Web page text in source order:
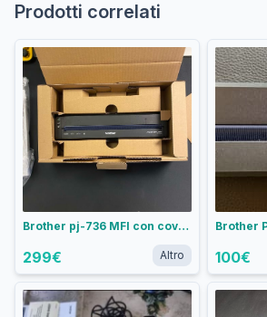
Prodotti correlati
Brother pj-736 MFI con cover antiurto e case da viaggio
299€ Altro 100€